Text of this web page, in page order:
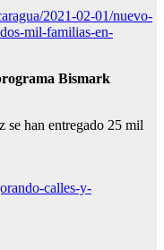
2021-02-01/nuevo-
mil-familias-en-
Bismark
se han entregado 25 mil
calles-y-